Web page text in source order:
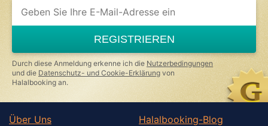
REGISTRIEREN
Durch diese Anmeldung erkenne ich die Nutzerbedingungen
und die Datenschutz- und Cookie-Erklärung von
Halalbooking an.
Über Uns
Halalbooking-Blog